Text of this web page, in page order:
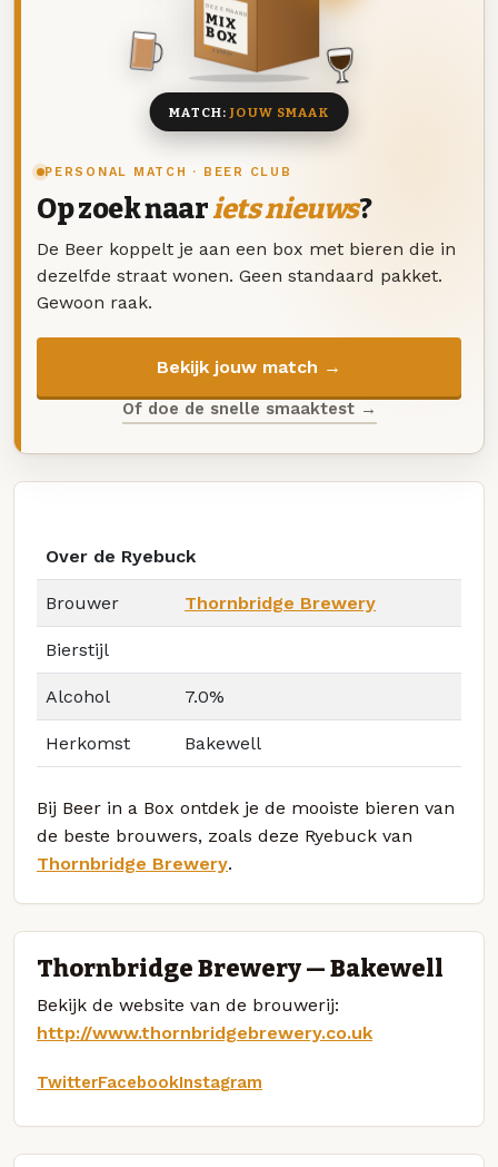
PERSONAL MATCH · BEER CLUB
Op zoek naariets nieuws?
De Beer koppelt je aan een box met bieren die in
dezelfde straat wonen. Geen standaard pakket.
Gewoon raak.
Bekijk jouw match →
Of doe de snelle smaaktest →
DEZE MAAND
MIX
BOX
8 BIEREN
MATCH:JOUW SMAAK
Over de Ryebuck
Brouwer Thornbridge Brewery
Bierstijl
Alcohol 7.0%
Herkomst Bakewell
Bij Beer in a Box ontdek je de mooiste bieren van
de beste brouwers, zoals deze Ryebuck van
Thornbridge Brewery.
Thornbridge Brewery — Bakewell
Bekijk de website van de brouwerij:
http://www.thornbridgebrewery.co.uk
TwitterFacebookInstagram